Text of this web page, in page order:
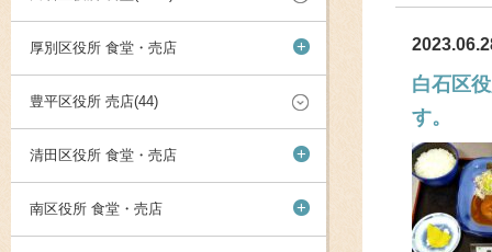
厚別区役所 食堂・売店 +
豊平区役所 売店(44)
清田区役所 食堂・売店 +
南区役所 食堂・売店 +
白石区
す。